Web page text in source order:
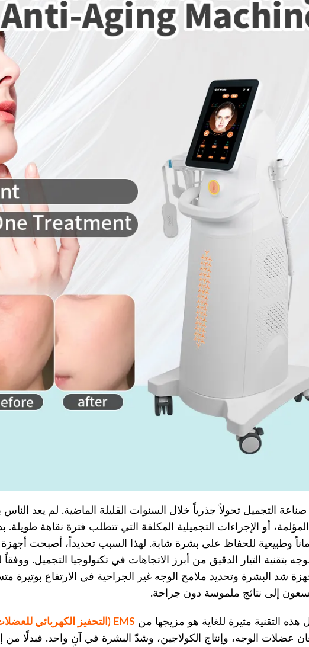
التجميل تحولاً جذرياً خلال السنوات القليلة الماضية. لم يعد
أو الإجراءات التجميلية المكلفة التي تتطلب فترة نقاهة
بتقنية التيار الدقيق من أبرز الاتجاهات في تكنولوجيا التجميل.
إلى نتائج ملموسة دون جراحة.
هذه التقنية مثيرة للغاية هو مزيجها من EMS (التحفيز الكهربائي للعضلات)
عضلات الوجه، وإنتاج الكولاجين، وشدّ البشرة في آنٍ واحد. فبدلًا من